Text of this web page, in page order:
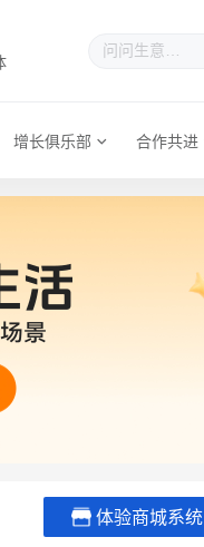
增长俱乐部 合作共进
体验商城系统